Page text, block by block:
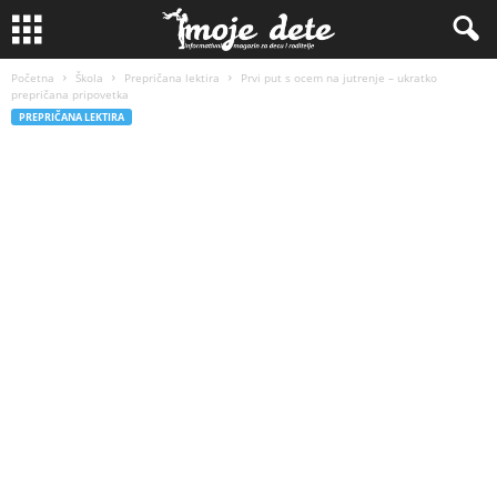
Početna Škola Prepričana lektira
Prvi put s ocem na jutrenje – ukratko
prepričana pripovetka
PREPRIČANA LEKTIRA